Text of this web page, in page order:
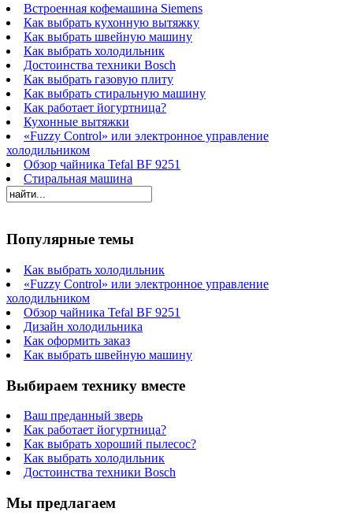
Встроенная кофемашина Siemens
Как выбрать кухонную вытяжку
Как выбрать швейную машину
Как выбрать холодильник
Достоинства техники Bosch
Как выбрать газовую плиту
Как выбрать стиральную машину
Как работает йогуртница?
Кухонные вытяжки
«Fuzzy Control» или электронное управление
холодильником
Обзор чайника Tefal BF 9251
Стиральная машина
Популярные темы
Как выбрать холодильник
«Fuzzy Control» или электронное управление
холодильником
Обзор чайника Tefal BF 9251
Дизайн холодильника
Как оформить заказ
Как выбрать швейную машину
Выбираем технику вместе
Ваш преданный зверь
Как работает йогуртница?
Как выбрать хороший пылесос?
Как выбрать холодильник
Достоинства техники Bosch
Мы предлагаем